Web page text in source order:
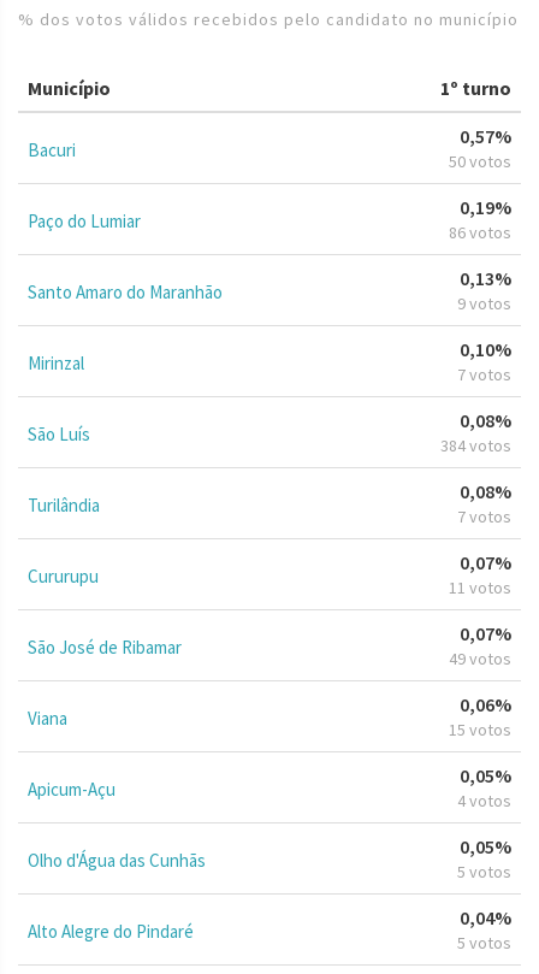
% dos votos válidos recebidos pelo candidato no município
Município 1º turno
Bacuri
0,57%
50 votos
Paço do Lumiar
0,19%
86 votos
Santo Amaro do Maranhão
0,13%
9 votos
Mirinzal
0,10%
7 votos
São Luís
0,08%
384 votos
Turilândia
0,08%
7 votos
Cururupu
0,07%
11 votos
São José de Ribamar
0,07%
49 votos
Viana
0,06%
15 votos
Apicum-Açu
0,05%
4 votos
Olho d'Água das Cunhãs
0,05%
5 votos
Alto Alegre do Pindaré
0,04%
5 votos